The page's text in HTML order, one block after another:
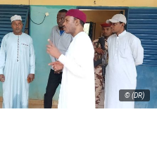
© (DR)